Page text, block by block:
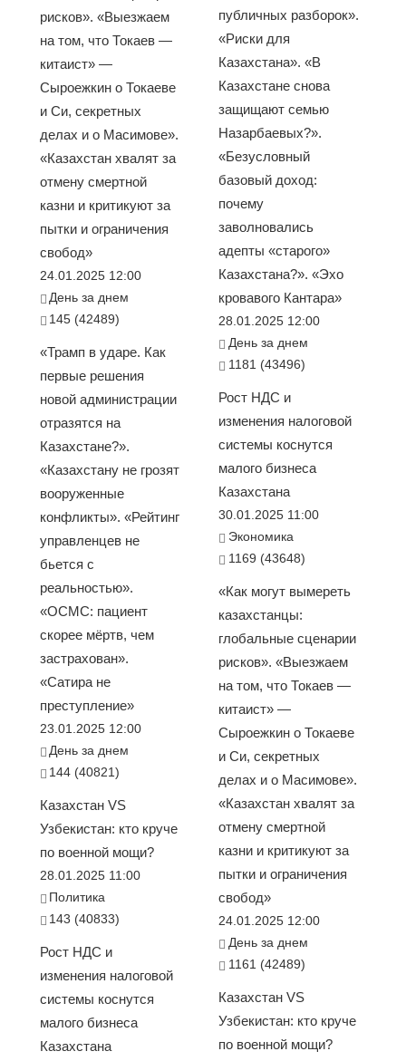
рисков». «Выезжаем
на том, что Токаев —
китаист» —
Сыроежкин о Токаеве
и Си, секретных
делах и о Масимове».
«Казахстан хвалят за
отмену смертной
казни и критикуют за
пытки и ограничения
свобод»
24.01.2025 12:00
День за днем
145 (42489)
«Трамп в ударе. Как
первые решения
новой администрации
отразятся на
Казахстане?».
«Казахстану не грозят
вооруженные
конфликты». «Рейтинг
управленцев не
бьется с
реальностью».
«ОСМС: пациент
скорее мёртв, чем
застрахован».
«Сатира не
преступление»
23.01.2025 12:00
День за днем
144 (40821)
Казахстан VS
Узбекистан: кто круче
по военной мощи?
28.01.2025 11:00
Политика
143 (40833)
Рост НДС и
изменения налоговой
системы коснутся
малого бизнеса
Казахстана
публичных разборок».
«Риски для
Казахстана». «В
Казахстане снова
защищают семью
Назарбаевых?».
«Безусловный
базовый доход:
почему
заволновались
адепты «старого»
Казахстана?». «Эхо
кровавого Кантара»
28.01.2025 12:00
День за днем
1181 (43496)
Рост НДС и
изменения налоговой
системы коснутся
малого бизнеса
Казахстана
30.01.2025 11:00
Экономика
1169 (43648)
«Как могут вымереть
казахстанцы:
глобальные сценарии
рисков». «Выезжаем
на том, что Токаев —
китаист» —
Сыроежкин о Токаеве
и Си, секретных
делах и о Масимове».
«Казахстан хвалят за
отмену смертной
казни и критикуют за
пытки и ограничения
свобод»
24.01.2025 12:00
День за днем
1161 (42489)
Казахстан VS
Узбекистан: кто круче
по военной мощи?